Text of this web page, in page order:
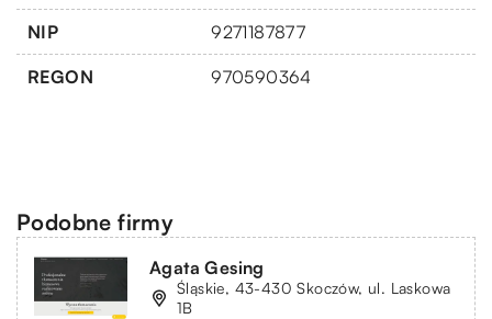
NIP 9271187877
REGON 970590364
Podobne firmy
Agata Gesing
Śląskie, 43-430 Skoczów, ul. Laskowa
1B